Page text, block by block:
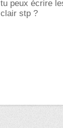
tu peux écrire
clair stp ?